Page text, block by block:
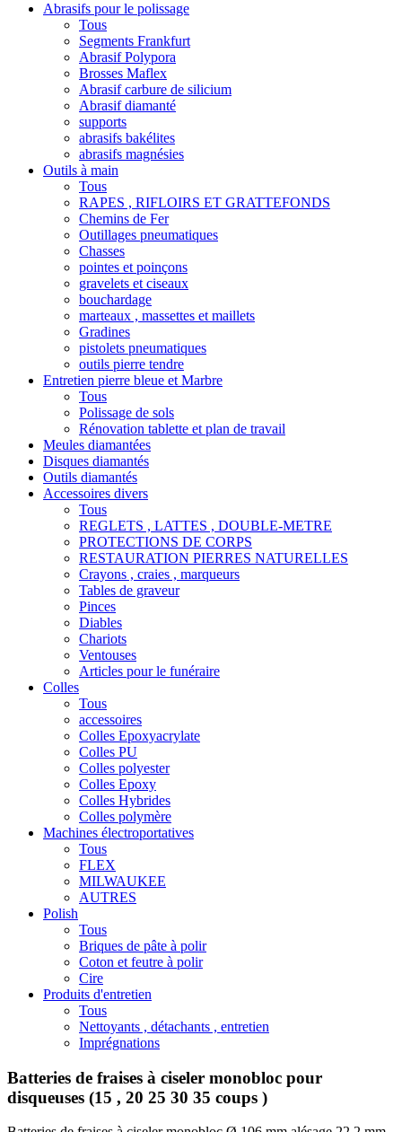
Abrasifs pour le polissage
Tous
Segments Frankfurt
Abrasif Polypora
Brosses Maflex
Abrasif carbure de silicium
Abrasif diamanté
supports
abrasifs bakélites
abrasifs magnésies
Outils à main
Tous
RAPES , RIFLOIRS ET GRATTEFONDS
Chemins de Fer
Outillages pneumatiques
Chasses
pointes et poinçons
gravelets et ciseaux
bouchardage
marteaux , massettes et maillets
Gradines
pistolets pneumatiques
outils pierre tendre
Entretien pierre bleue et Marbre
Tous
Polissage de sols
Rénovation tablette et plan de travail
Meules diamantées
Disques diamantés
Outils diamantés
Accessoires divers
Tous
REGLETS , LATTES , DOUBLE-METRE
PROTECTIONS DE CORPS
RESTAURATION PIERRES NATURELLES
Crayons , craies , marqueurs
Tables de graveur
Pinces
Diables
Chariots
Ventouses
Articles pour le funéraire
Colles
Tous
accessoires
Colles Epoxyacrylate
Colles PU
Colles polyester
Colles Epoxy
Colles Hybrides
Colles polymère
Machines électroportatives
Tous
FLEX
MILWAUKEE
AUTRES
Polish
Tous
Briques de pâte à polir
Coton et feutre à polir
Cire
Produits d'entretien
Tous
Nettoyants , détachants , entretien
Imprégnations
Batteries de fraises à ciseler monobloc pour
disqueuses (15 , 20 25 30 35 coups )